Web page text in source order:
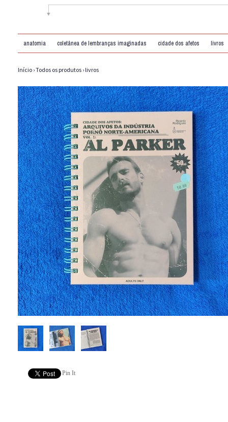
anatomia coletânea de lembranças imaginadas cidade dos afetos livros
Início ›Todos os produtos › livros
Pin It